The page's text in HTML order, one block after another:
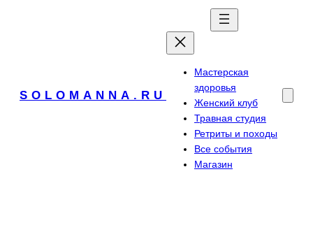
SOLOMANNA.RU
Мастерская
здоровья
Женский клуб
Травная студия
Ретриты и походы
Все события
Магазин